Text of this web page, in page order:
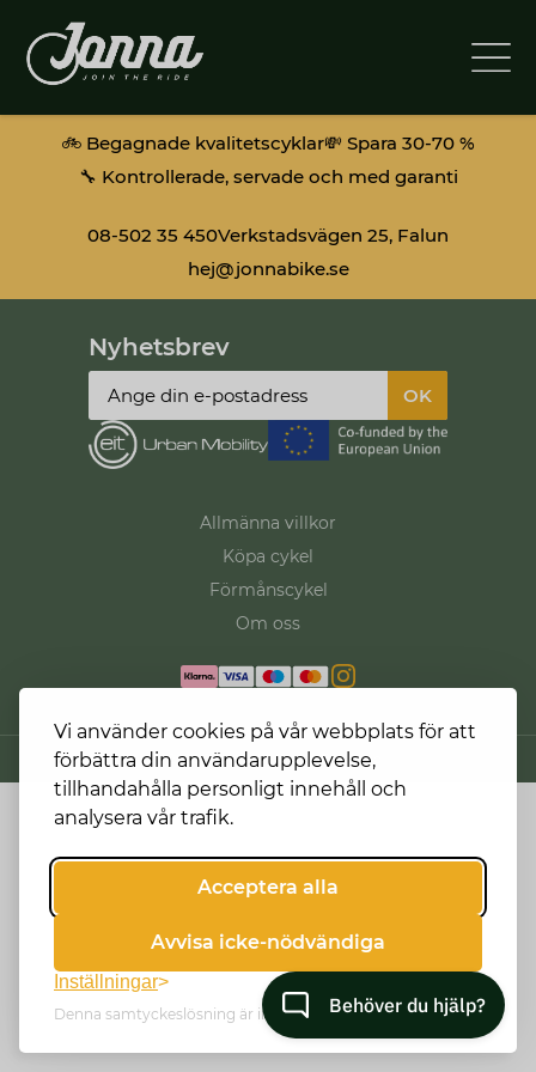
Vi använder cookies på vår webbplats för att
förbättra din användarupplevelse,
tillhandahålla personligt innehåll och
analysera vår trafik.
Acceptera alla
Avvisa icke-nödvändiga
Inställningar
Denna samtyckeslösning är implementerad avOne Digital.
🚲 Begagnade kvalitetscyklar💸 Spara 30-70 %
🔧 Kontrollerade, servade och med garanti
08-502 35 450Verkstadsvägen 25, Falun
hej@jonnabike.se
Nyhetsbrev
Allmänna villkor
Köpa cykel
Förmånscykel
Om oss
© 2026 Jonna - All Rights Reserved